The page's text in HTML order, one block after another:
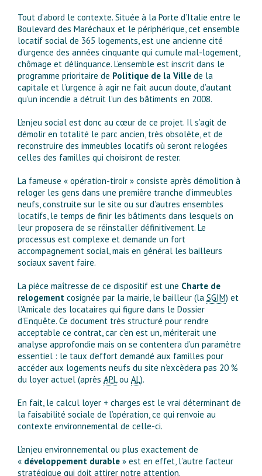
Tout d’abord le contexte. Située à la Porte d’Italie entre le
Boulevard des Maréchaux et le périphérique, cet ensemble
locatif social de 365 logements, est une ancienne cité
d’urgence des années cinquante qui cumule mal-logement,
chômage et délinquance. L’ensemble est inscrit dans le
programme prioritaire de Politique de la Ville de la
capitale et l’urgence à agir ne fait aucun doute, d’autant
qu’un incendie a détruit l’un des bâtiments en 2008.
L’enjeu social est donc au cœur de ce projet. Il s’agit de
démolir en totalité le parc ancien, très obsolète, et de
reconstruire des immeubles locatifs où seront relogées
celles des familles qui choisiront de rester.
La fameuse « opération-tiroir » consiste après démolition à
reloger les gens dans une première tranche d’immeubles
neufs, construite sur le site ou sur d’autres ensembles
locatifs, le temps de finir les bâtiments dans lesquels on
leur proposera de se réinstaller définitivement. Le
processus est complexe et demande un fort
accompagnement social, mais en général les bailleurs
sociaux savent faire.
La pièce maîtresse de ce dispositif est une Charte de
relogement cosignée par la mairie, le bailleur (la SGIM) et
l’Amicale des locataires qui figure dans le Dossier
d’Enquête. Ce document très structuré pour rendre
acceptable ce contrat, car c’en est un, mériterait une
analyse approfondie mais on se contentera d’un paramètre
essentiel : le taux d’effort demandé aux familles pour
accéder aux logements neufs du site n’excèdera pas 20 %
du loyer actuel (après APLou AL).
En fait, le calcul loyer + charges est le vrai déterminant de
la faisabilité sociale de l’opération, ce qui renvoie au
contexte environnemental de celle-ci.
L’enjeu environnemental ou plus exactement de
« développement durable » est en effet, l’autre facteur
stratégique qui doit attirer notre attention.